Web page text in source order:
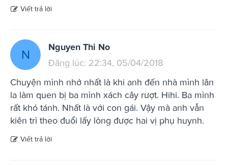
Viết trả lời
N
Nguyen Thi No
Đăng lúc: 22:34, 05/04/2018
Chuyện mình nhớ nhất là khi anh đến nhà mình lân
la làm quen bị ba mình xách cây rượt. Hihi. Ba mình
rất khó tánh. Nhất là với con gái. Vậy mà anh vẫn
kiên trì theo đuổi lấy lòng được hai vị phụ huynh.
Viết trả lời